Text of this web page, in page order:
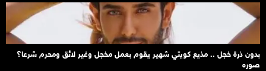
بدون ذرة خجل .. مذيع كويتي شهير يقوم بعمل مخجل وغير لائق ومحرم شرعا؟
صوره